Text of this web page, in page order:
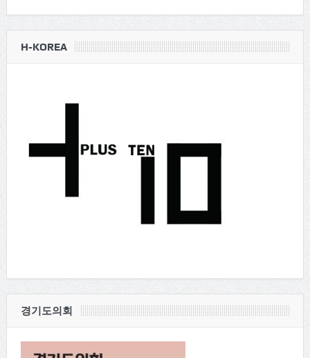
H-KOREA
경기도의회